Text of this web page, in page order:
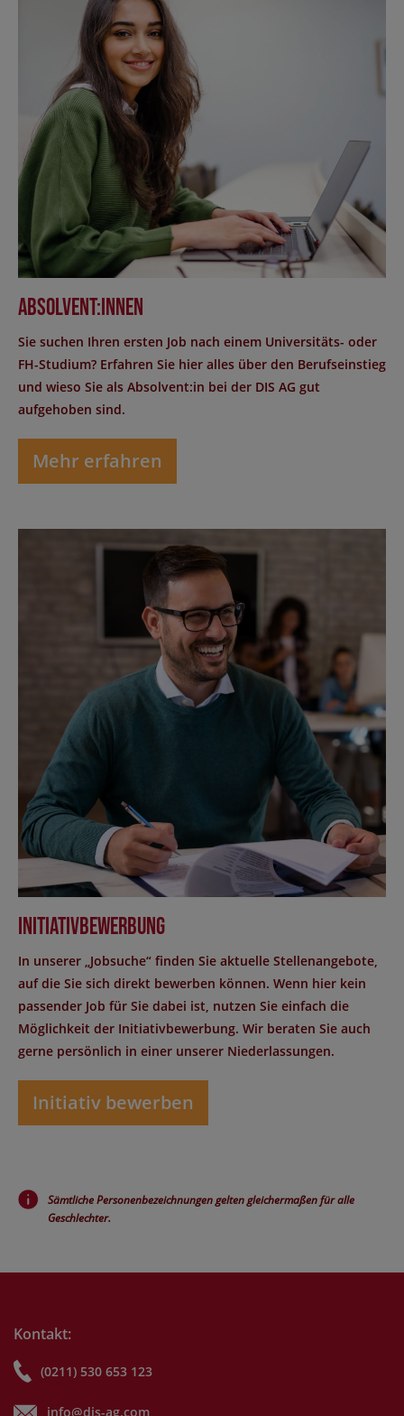
Absolvent:innen
Sie suchen Ihren ersten Job nach einem Universitäts- oder
FH-Studium? Erfahren Sie hier alles über den Berufseinstieg
und wieso Sie als Absolvent:in bei der DIS AG gut
aufgehoben sind.
Mehr erfahren
Initiativbewerbung
In unserer „Jobsuche“ finden Sie aktuelle Stellenangebote,
auf die Sie sich direkt bewerben können. Wenn hier kein
passender Job für Sie dabei ist, nutzen Sie einfach die
Möglichkeit der Initiativbewerbung. Wir beraten Sie auch
gerne persönlich in einer unserer Niederlassungen.
Initiativ bewerben
Sämtliche Personenbezeichnungen gelten gleichermaßen für alle
Geschlechter.
Kontakt:
(0211) 530 653 123
info@dis-ag.com